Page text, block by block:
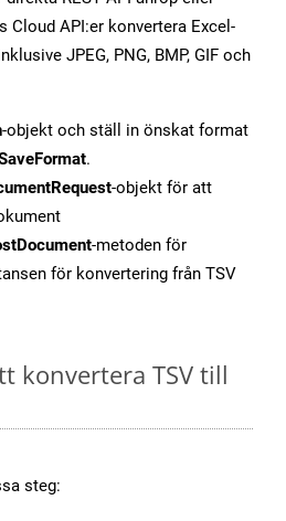
Cloud API:er konvertera Excel-
JPEG, PNG, BMP, GIF och
-objekt och ställ in önskat format
.
-objekt för att
-metoden för
för konvertering från TSV
konvertera TSV till
steg: